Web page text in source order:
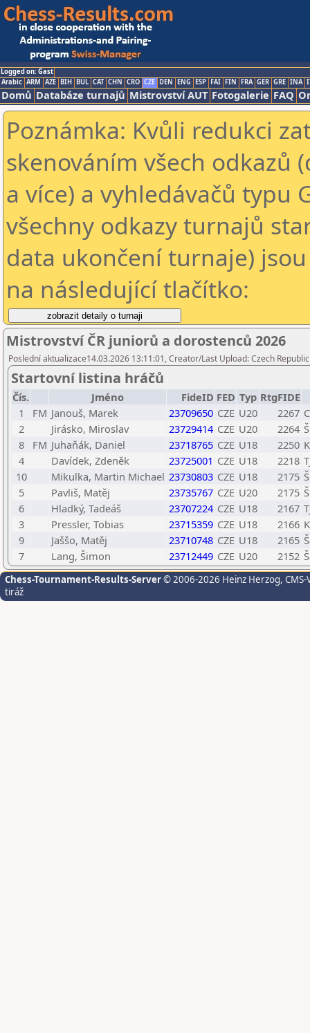
Logged on: Gast
Arabic ARM AZE BIH BUL CAT CHN CRO CZE DEN ENG ESP FAI FIN FRA GER GRE INA
Domů Databáze turnajů Mistrovství AUT Fotogalerie FAQ
Poznámka: Kvůli redukci
skenováním všech odkazů
a více) a vyhledávačů typu
všechny odkazy turnajů
data ukončení turnaje)
na následující tlačítko:
Mistrovství ČR juniorů a dorostenců 2026
Poslední aktualizace14.03.2026 13:11:01, Creator/Last Upload: Czech
Startovní listina hráčů
Čís. Jméno FideID FED Typ RtgFIDE
1
FM Janouš, Marek 23709650 CZE U20 2267
2
Jirásko, Miroslav 23729414 CZE U20 2264
8
FM Juhaňák, Daniel 23718765 CZE U18 2250
4
Davídek, Zdeněk 23725001 CZE U18 2218
10
Mikulka, Martin Michael 23730803 CZE U18 2175
5
Pavliš, Matěj 23735767 CZE U20 2175
6
Hladký, Tadeáš 23707224 CZE U18 2167
3
Pressler, Tobias 23715359 CZE U18 2166
9
Jaššo, Matěj 23710748 CZE U18 2165
7
Lang, Šimon 23712449 CZE U20 2152
Chess-Tournament-Results-Server© 2006-2026 Heinz Herzog,
tiráž